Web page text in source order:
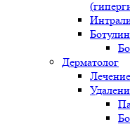
Дерматолог